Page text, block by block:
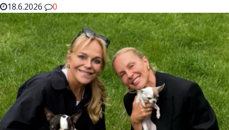
18.6.2026
0